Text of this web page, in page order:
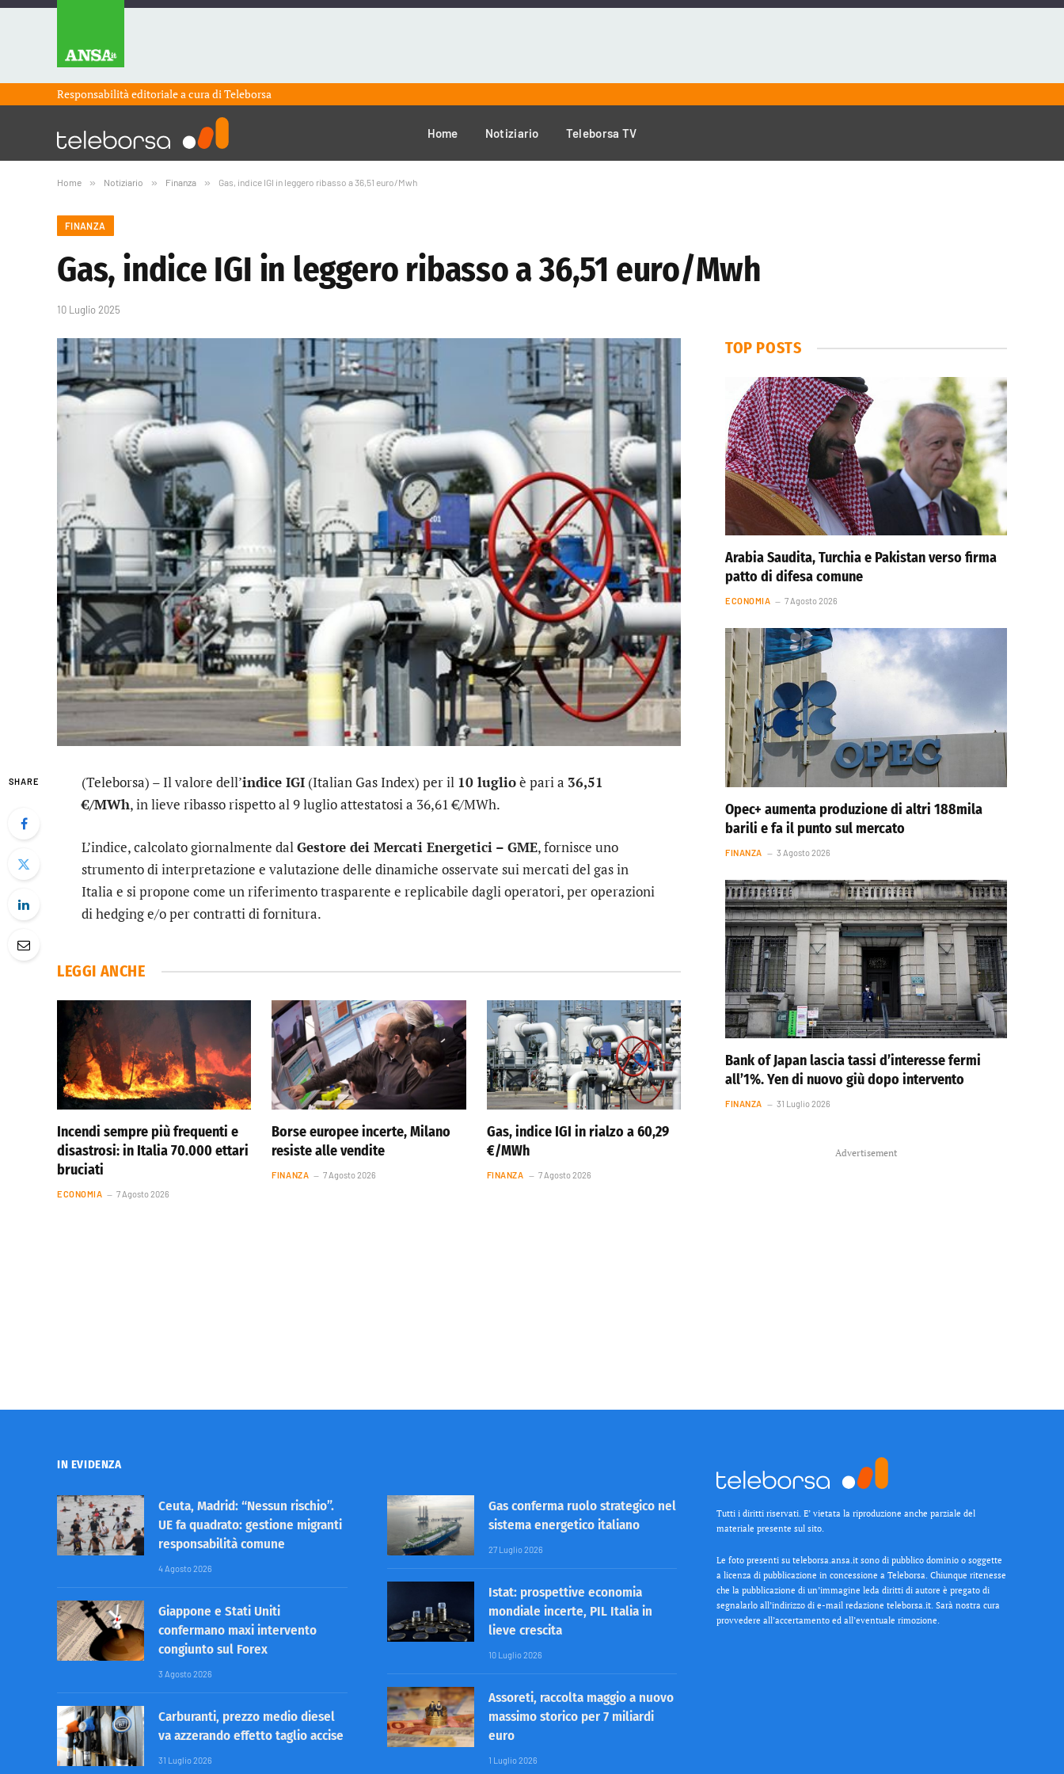
Responsabilità editoriale a cura diTeleborsa
Home Notiziario Teleborsa TV
Home » Notiziario » Finanza » Gas, indice IGI in leggero ribasso a 36,51 euro/Mwh
FINANZA
Gas, indice IGI in leggero ribasso a 36,51 euro/Mwh
10 Luglio 2025
SHARE (Teleborsa) – Il valore dell’indice IGI (Italian Gas Index) per il 10 luglioè pari a 36,51
€/MWh, in lieve ribasso rispetto al 9 luglio attestatosi a 36,61 €/MWh.
L’indice, calcolato giornalmente dalGestore dei Mercati Energetici – GME, fornisce uno
strumento di interpretazione e valutazione delle dinamiche osservate sui mercati del gas in
Italia e si propone come un riferimento trasparente e replicabile dagli operatori, per operazioni
di hedging e/o per contratti di fornitura.
LEGGI ANCHE
Incendi sempre più frequenti e
disastrosi: in Italia 70.000 ettari
bruciati
ECONOMIA 7 Agosto 2026
Borse europee incerte, Milano
resiste alle vendite
FINANZA 7 Agosto 2026
Gas, indice IGI in rialzo a 60,29
€/MWh
FINANZA 7 Agosto 2026
TOP POSTS
Arabia Saudita, Turchia e Pakistan verso firma
patto di difesa comune
ECONOMIA 7 Agosto 2026
Opec+ aumenta produzione di altri 188mila
barili e fa il punto sul mercato
FINANZA 3 Agosto 2026
Bank of Japan lascia tassi d’interesse fermi
all’1%. Yen di nuovo giù dopo intervento
FINANZA 31 Luglio 2026
Advertisement
IN EVIDENZA
Ceuta, Madrid: “Nessun rischio”.
UE fa quadrato: gestione migranti
responsabilità comune
4 Agosto 2026
Giappone e Stati Uniti
confermano maxi intervento
congiunto sul Forex
3 Agosto 2026
Carburanti, prezzo medio diesel
va azzerando effetto taglio accise
31 Luglio 2026
Gas conferma ruolo strategico nel
sistema energetico italiano
27 Luglio 2026
Istat: prospettive economia
mondiale incerte, PIL Italia in
lieve crescita
10 Luglio 2026
Assoreti, raccolta maggio a nuovo
massimo storico per 7 miliardi
euro
1 Luglio 2026
Tutti i diritti riservati. E’ vietata la riproduzione anche parziale del
materiale presente sul sito.
Le foto presenti su teleborsa.ansa.it sono di pubblico dominio o soggette
a licenza di pubblicazione in concessione a Teleborsa. Chiunque ritenesse
che la pubblicazione di un’immagine leda diritti di autore è pregato di
segnalarlo all’indirizzo di e-mail redazione teleborsa.it. Sarà nostra cura
provvedere all’accertamento ed all’eventuale rimozione.